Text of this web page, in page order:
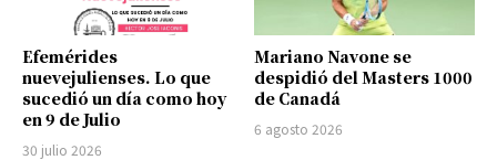
Efemérides
nuevejulienses. Lo que
sucedió un día como hoy
en 9 de Julio
30 julio 2026
Mariano Navone se
despidió del Masters 1000
de Canadá
6 agosto 2026